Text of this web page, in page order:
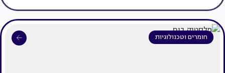
חומרים וטכנולוגיות